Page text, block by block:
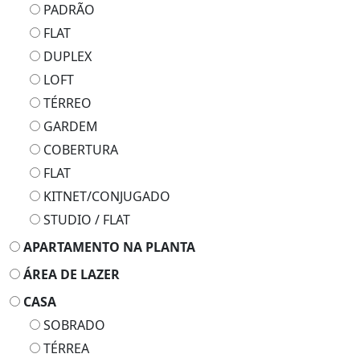
PADRÃO
FLAT
DUPLEX
LOFT
TÉRREO
GARDEM
COBERTURA
FLAT
KITNET/CONJUGADO
STUDIO / FLAT
APARTAMENTO NA PLANTA
ÁREA DE LAZER
CASA
SOBRADO
TÉRREA